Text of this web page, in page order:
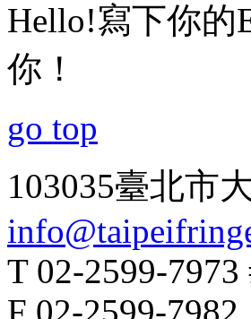
Hello!寫下你的
你！
go top
103035臺北市
T 02-2599-7973